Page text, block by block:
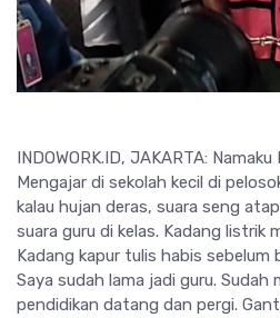
INDOWORK.ID, JAKARTA: Namaku
Mengajar di sekolah kecil di
kalau hujan deras, suara seng
suara guru di kelas. Kadang listrik
Kadang kapur tulis habis sebelum
Saya sudah lama jadi guru.
pendidikan datang dan pergi.